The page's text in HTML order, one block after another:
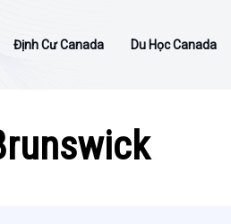
Định Cư Canada Du Học Canada